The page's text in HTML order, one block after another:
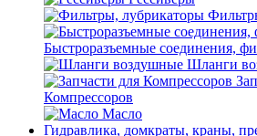
Быстроразъемные соединения,
Шланги
Компрессоров
Масло
Гидравлика, домкраты, краны,